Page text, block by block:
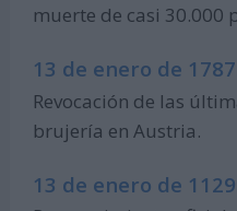
muerte de casi 30.000
13 de enero de
Revocación de las
brujería en Austria.
13 de enero de